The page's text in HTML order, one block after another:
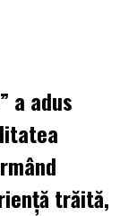
a adus
trăită,